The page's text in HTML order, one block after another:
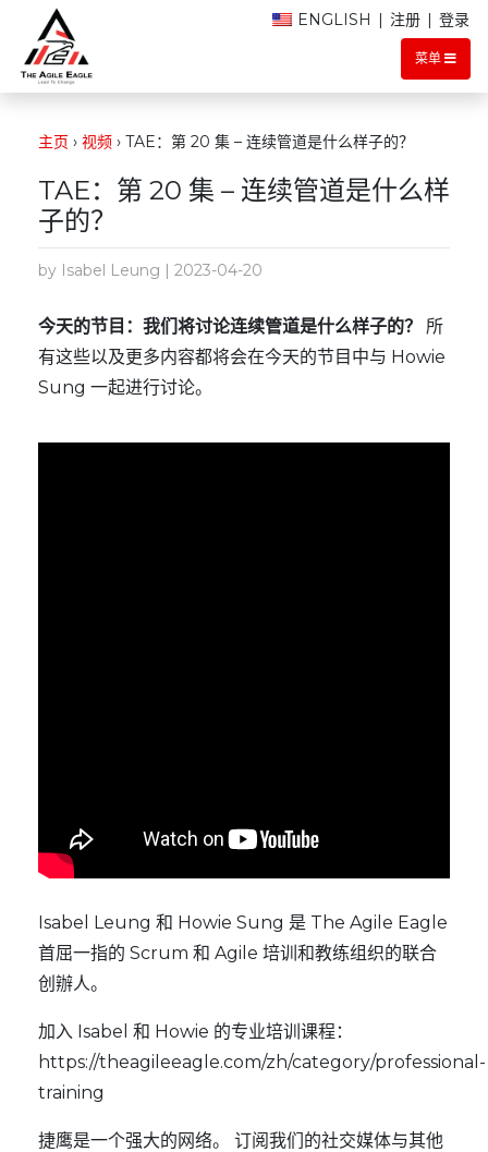
菜单
ENGLISH | 注册 | 登录
主页 › 视频 › TAE：第 20 集 – 连续管道是什么样子的？
TAE：第 20 集 – 连续管道是什么样
子的？
by Isabel Leung | 2023-04-20
今天的节目：我们将讨论连续管道是什么样子的？
所
有这些以及更多内容都将会在今天的节目中与 Howie
Sung 一起进行讨论。
Isabel Leung 和 Howie Sung 是 The Agile Eagle
首屈一指的 Scrum 和 Agile 培训和教练组织的联合
创辦人。
加入 Isabel 和 Howie 的专业培训课程：
https://theagileeagle.com/zh/category/professional-
training
捷鹰是一个强大的网络。 订阅我们的社交媒体与其他